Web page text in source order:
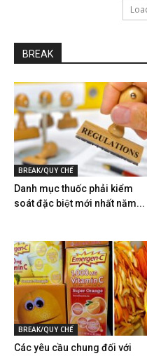
BREAK
BREAK/QUY CHẾ
Danh mục thuốc phải kiểm
soát đặc biệt mới nhất năm...
BREAK/QUY CHẾ
Các yêu cầu chung đối với